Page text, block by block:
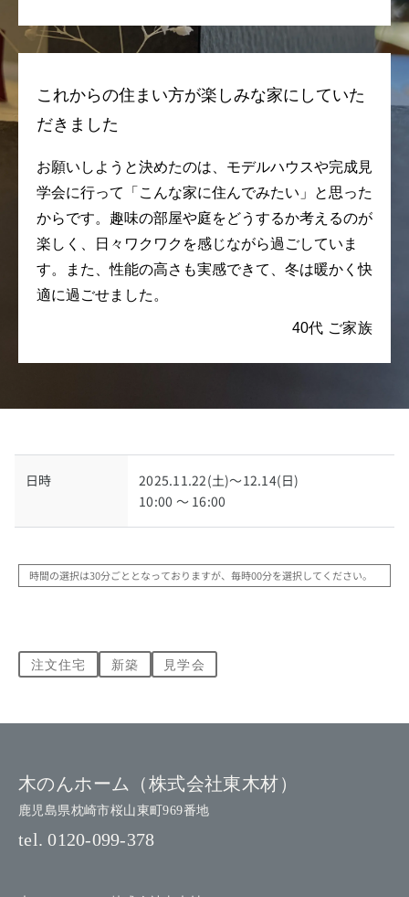
これからの住まい方が楽しみな家にしていた
だきました
お願いしようと決めたのは、モデルハウスや完成見
学会に行って「こんな家に住んでみたい」と思った
からです。趣味の部屋や庭をどうするか考えるのが
楽しく、日々ワクワクを感じながら過ごしていま
す。また、性能の高さも実感できて、冬は暖かく快
適に過ごせました。
40代 ご家族
日時 2025.11.22(土)～12.14(日)
10:00 ～ 16:00
時間の選択は30分ごととなっておりますが、毎時00分を選択してください。
注文住宅 新築 見学会
木のんホーム（株式会社東木材）
鹿児島県枕崎市桜山東町969番地
tel. 0120-099-378